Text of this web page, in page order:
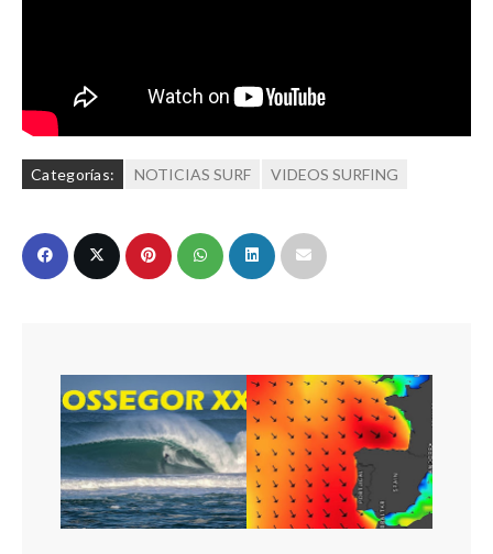
Categorías: NOTICIAS SURF VIDEOS SURFING